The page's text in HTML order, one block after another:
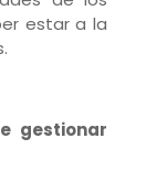
estar a la
gestionar